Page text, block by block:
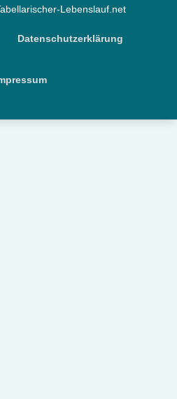
Lebenslauf.net
Datenschutzerklärung